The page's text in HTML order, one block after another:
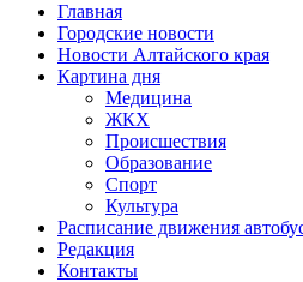
Главная
Городские новости
Новости Алтайского края
Картина дня
Медицина
ЖКХ
Происшествия
Образование
Спорт
Культура
Расписание движения
Редакция
Контакты